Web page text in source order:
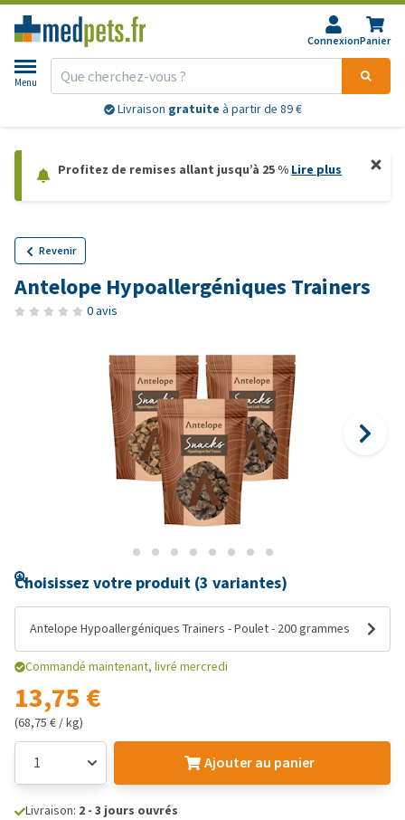
ConnexionPanier
Menu
Livraison gratuite à partir de 89 €
Profitez de remises allant jusqu’à 25 % Lire plus
Revenir
Antelope Hypoallergéniques Trainers
0 avis
Choisissez votre produit (3 variantes)
Antelope Hypoallergéniques Trainers - Poulet - 200 grammes
Commandé maintenant, livré mercredi
13,75 €
(68,75 € / kg)
Ajouter au panier
Livraison: 2 - 3 jours ouvrés